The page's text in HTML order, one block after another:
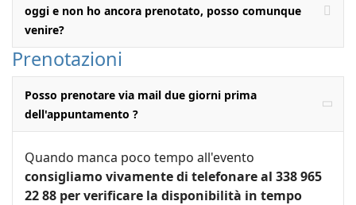
oggi e non ho ancora prenotato, posso comunque
venire?
Prenotazioni
Posso prenotare via mail due giorni prima
dell'appuntamento ?
Quando manca poco tempo all'evento
consigliamo vivamente di telefonare al 338 965
22 88 per verificare la disponibilità in tempo